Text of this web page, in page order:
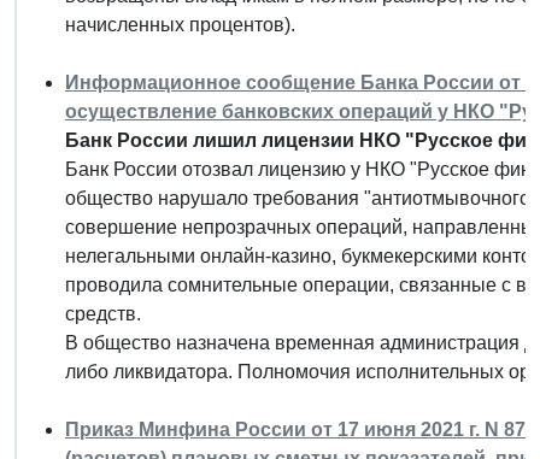
начисленных процентов).
Информационное сообщение Банка России от
осуществление банковских операций у НКО
Банк России лишил лицензии НКО "Русское
Банк России отозвал лицензию у НКО "Русское
общество нарушало требования
совершение непрозрачных операций,
нелегальными онлайн-казино, букмекерскими
проводила сомнительные операции, связанные с
средств.
В общество назначена временная администрация
либо ликвидатора. Полномочия исполнительных
Приказ Минфина России от 17 июня 2021 г. N